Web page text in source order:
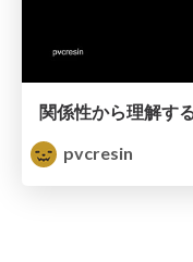
関係性から理解す
pvcresin